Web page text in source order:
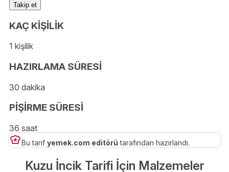
Takip et
KAÇ KİŞİLİK
1 kişilik
HAZIRLAMA SÜRESİ
30 dakika
PİŞİRME SÜRESİ
36 saat
Bu tarif yemek.com editörü tarafından hazırlandı.
Kuzu İncik Tarifi İçin Malzemeler